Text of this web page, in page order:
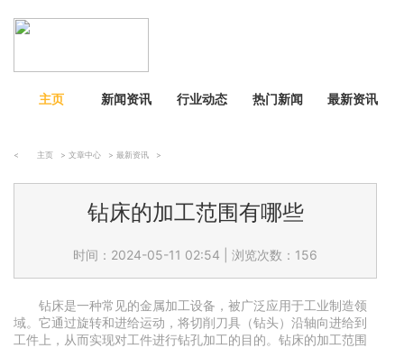
主页 新闻资讯 行业动态 热门新闻 最新资讯
< 主页 > 文章中心 > 最新资讯 >
钻床的加工范围有哪些
时间：2024-05-11 02:54 浏览次数：156
钻床是一种常见的金属加工设备，被广泛应用于工业制造领
域。它通过旋转和进给运动，将切削刀具（钻头）沿轴向进给到
工件上，从而实现对工件进行钻孔加工的目的。钻床的加工范围